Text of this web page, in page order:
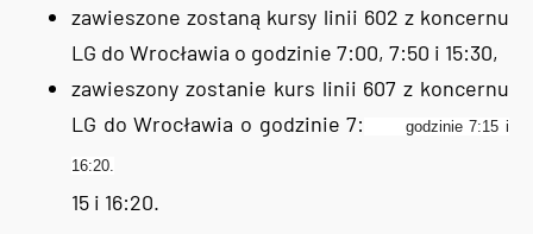
zawieszone zostaną kursy linii 602 z koncernu
LG do Wrocławia o godzinie 7:00, 7:50 i 15:30,
zawieszony zostanie kurs linii 607 z koncernu
LG do Wrocławia o godzinie 7:
godzinie 7:15 i
16:20.
15 i 16:20.